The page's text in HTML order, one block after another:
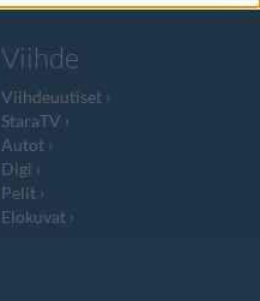
Viihde
Viihdeuutiset
StaraTV
Autot
Digi
Pelit
Elokuvat